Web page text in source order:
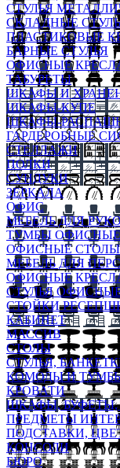
СТУЛЬЯ
СКЛАДНЫЕ
ПЛАСТИКОВЫЕ
БАРНЫЕ СТУЛЬЯ
ОФИСНЫЕ
ТАБУРЕТЫ
ШКАФЫ И
ШКАФЫ-КУПЕ
ШКАФЫ-
ГАРДЕРОБНЫЕ
СТЕЛЛАЖИ
ПОЛКИ
СУНДУКИ
ЗЕРКАЛА
ОФИС
МЕБЕЛЬ ДЛЯ
ТУМБЫ ОФИСНЫЕ
ОФИСНЫЕ СТОЛЫ
МЕБЕЛЬ ДЛЯ
ОФИСНЫЕ
СТУЛЬЯ
СТОЙКИ
КАБИНЕТ
МАССИВ
СТОЛЫ
СТУЛЬЯ,
КОМОДЫ И
КРОВАТИ
ШКАФЫ,
ПРЕДМЕТЫ
ПОДСТАВКИ,
КОНСОЛИ
БЮРО